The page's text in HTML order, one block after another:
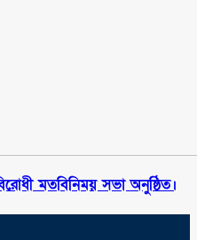
মতবিনিময় সভা অনুষ্ঠিত।